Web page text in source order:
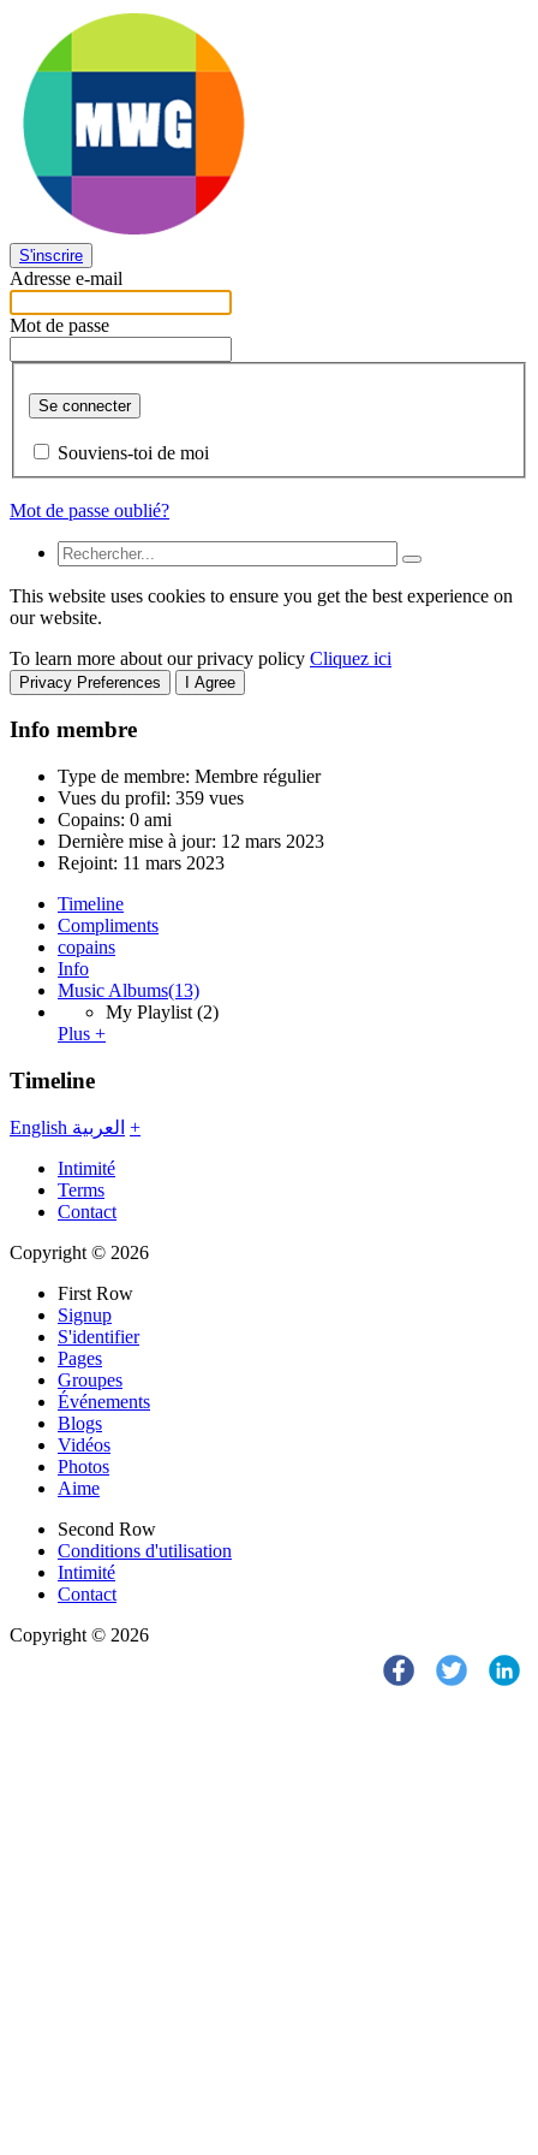
S'inscrire
Adresse e-mail
Mot de passe
Se connecter
Souviens-toi de moi
Mot de passe oublié?
This website uses cookies to ensure you get the best experience on
our website.
To learn more about our privacy policy Cliquez ici
Privacy Preferences I Agree
Info membre
Type de membre: Membre régulier
Vues du profil: 359 vues
Copains: 0 ami
Dernière mise à jour: 12 mars 2023
Rejoint: 11 mars 2023
Timeline
Compliments
copains
Info
Music Albums(13)
My Playlist (2)
Plus +
Timeline
English العربية +
Intimité
Terms
Contact
Copyright © 2026
First Row
Signup
S'identifier
Pages
Groupes
Événements
Blogs
Vidéos
Photos
Aime
Second Row
Conditions d'utilisation
Intimité
Contact
Copyright © 2026